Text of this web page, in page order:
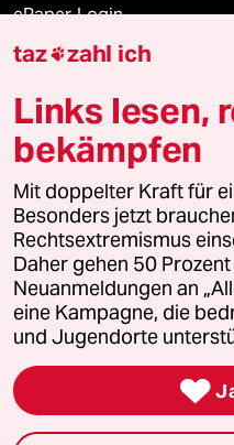
ePaper Login
Downloads für
© 2026 taz Verlags und
Alle Rechte vorbehalten. Bei
wenden Sie sich bitte an
Feedback
Leitlinie Informant
Seitenwende
taz zahl ich
Links lesen,
bekämpfen
Mit doppelter Kraft für
Besonders jetzt
Rechtsextremismus
Daher gehen 50
Neuanmeldungen an
eine Kampagne, die
und Jugendorte
